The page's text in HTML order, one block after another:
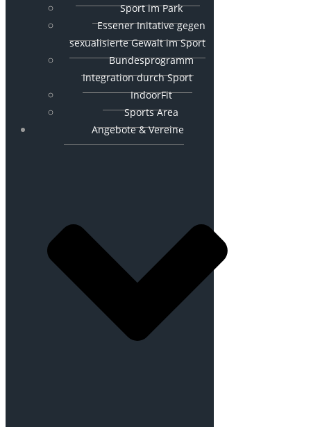
Sport im Park
Essener Initative gegen
sexualisierte Gewalt im Sport
Bundesprogramm
Integration durch Sport
IndoorFit
Sports Area
Angebote & Vereine